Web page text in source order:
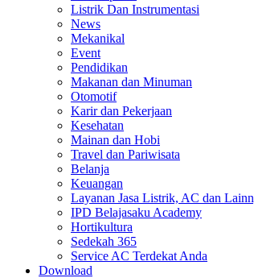
Listrik Dan Instrumentasi
News
Mekanikal
Event
Pendidikan
Makanan dan Minuman
Otomotif
Karir dan Pekerjaan
Kesehatan
Mainan dan Hobi
Travel dan Pariwisata
Belanja
Keuangan
Layanan Jasa Listrik, AC dan
IPD Belajasaku Academy
Hortikultura
Sedekah 365
Service AC Terdekat Anda
Download